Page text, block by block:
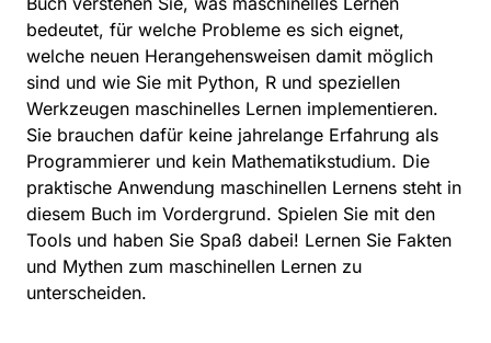
bedeutet, für welche Probleme es sich eignet,
welche neuen Herangehensweisen damit möglich
sind und wie Sie mit Python, R und speziellen
Werkzeugen maschinelles Lernen implementieren.
Sie brauchen dafür keine jahrelange Erfahrung als
Programmierer und kein Mathematikstudium. Die
praktische Anwendung maschinellen Lernens steht in
diesem Buch im Vordergrund. Spielen Sie mit den
Tools und haben Sie Spaß dabei! Lernen Sie Fakten
und Mythen zum maschinellen Lernen zu
unterscheiden.